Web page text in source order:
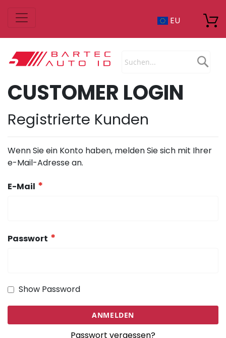
Zum
Inhalt
EU
CUSTOMER LOGIN
Registrierte Kunden
Wenn Sie ein Konto haben, melden Sie sich mit Ihrer
e-Mail-Adresse an.
E-Mail
Passwort
Show Password
ANMELDEN
Passwort vergessen?